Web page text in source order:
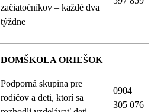
začiatočníkov – každé dva
týždne
DOMŠKOLA ORIEŠOK
Podporná skupina pre
rodičov a deti, ktorí sa
0904
305 076